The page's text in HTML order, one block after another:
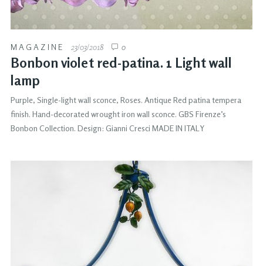
MAGAZINE 23/03/2018 0
Bonbon violet red-patina. 1 Light wall
lamp
Purple, Single-light wall sconce, Roses. Antique Red patina tempera
finish. Hand-decorated wrought iron wall sconce. GBS Firenze’s
Bonbon Collection. Design: Gianni Cresci MADE IN ITALY